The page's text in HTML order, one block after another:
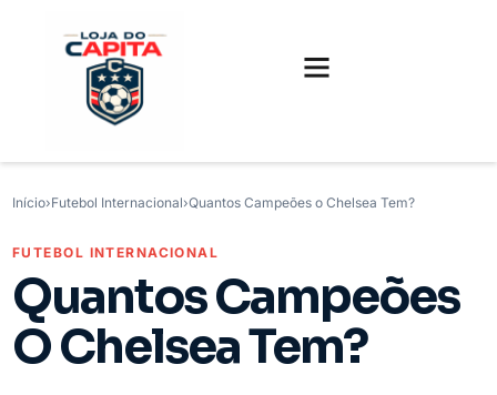
Início›Futebol Internacional›Quantos Campeões o Chelsea Tem?
FUTEBOL INTERNACIONAL
Quantos Campeões
O Chelsea Tem?